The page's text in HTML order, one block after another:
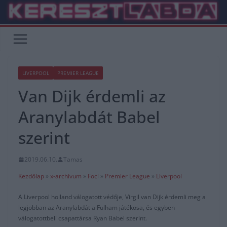
Skip
content
LIVERPOOL PREMIER LEAGUE
Van Dijk érdemli az
Aranylabdát Babel
szerint
2019.06.10.
Tamas
Kezdőlap » x-archívum » Foci » Premier League » Liverpool
A Liverpool holland válogatott védője, Virgil van Dijk érdemli meg a
legjobban az Aranylabdát a Fulham játékosa, és egyben
válogatottbeli csapattársa Ryan Babel szerint.